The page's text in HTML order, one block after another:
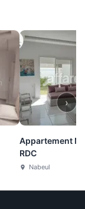
Appartement
RDC
Nabeul
›